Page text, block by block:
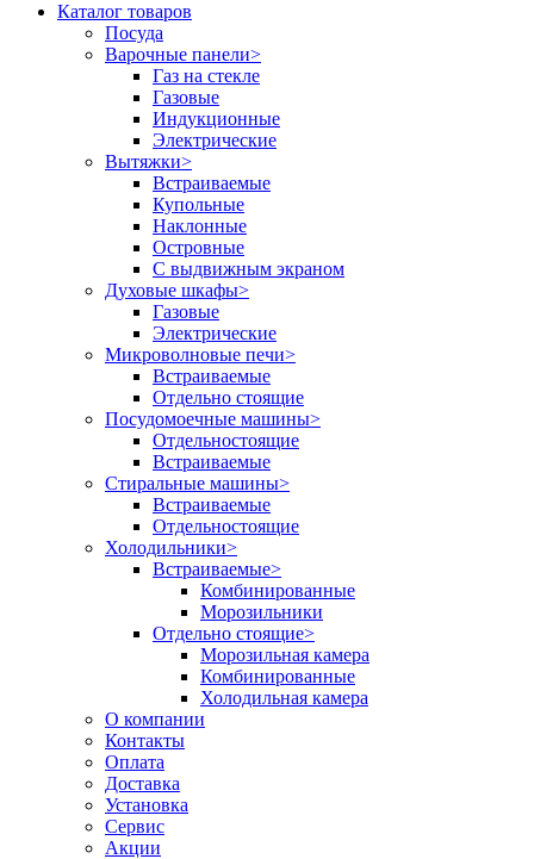
Каталог товаров
Посуда
Варочные панели>
Газ на стекле
Газовые
Индукционные
Электрические
Вытяжки>
Встраиваемые
Купольные
Наклонные
Островные
С выдвижным экраном
Духовые шкафы>
Газовые
Электрические
Микроволновые печи>
Встраиваемые
Отдельно стоящие
Посудомоечные машины>
Отдельностоящие
Встраиваемые
Стиральные машины>
Встраиваемые
Отдельностоящие
Холодильники>
Встраиваемые>
Комбинированные
Морозильники
Отдельно стоящие>
Морозильная камера
Комбинированные
Холодильная камера
О компании
Контакты
Оплата
Доставка
Установка
Сервис
Акции